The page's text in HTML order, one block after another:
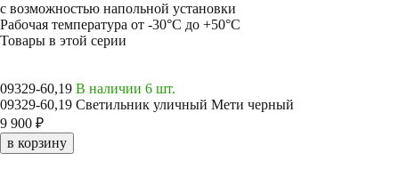
с возможностью напольной установки
Рабочая температура от -30°С до +50°С
Товары в этой серии
09329-60,19 В наличии 6 шт.
09329-60,19 Светильник уличный Мети черный
9 900 ₽
в корзину